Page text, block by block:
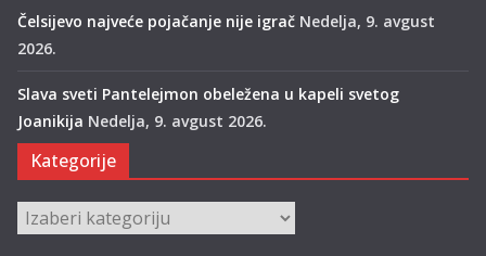
Čelsijevo najveće pojačanje nije igrač Nedelja, 9. avgust
2026.
Slava sveti Pantelejmon obeležena u kapeli svetog
Joanikija Nedelja, 9. avgust 2026.
Kategorije
Kategorije